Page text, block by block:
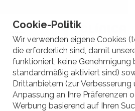
Cookie-Politik
Wir verwenden eigene Cookies
die erforderlich sind, damit
funktioniert, keine Genehmigung
standardmäßig aktiviert sind)
Drittanbietern (zur Verbesserung
Anpassung an Ihre Präferenzen
Werbung basierend auf Ihren